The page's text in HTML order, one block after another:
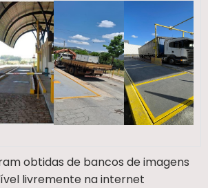
obtidas de bancos de imagens
livremente na internet